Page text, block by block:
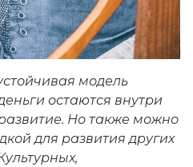
модель
остаются внутри
Но также можно
для развития других